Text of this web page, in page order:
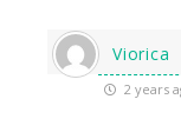
Viorica
2 years